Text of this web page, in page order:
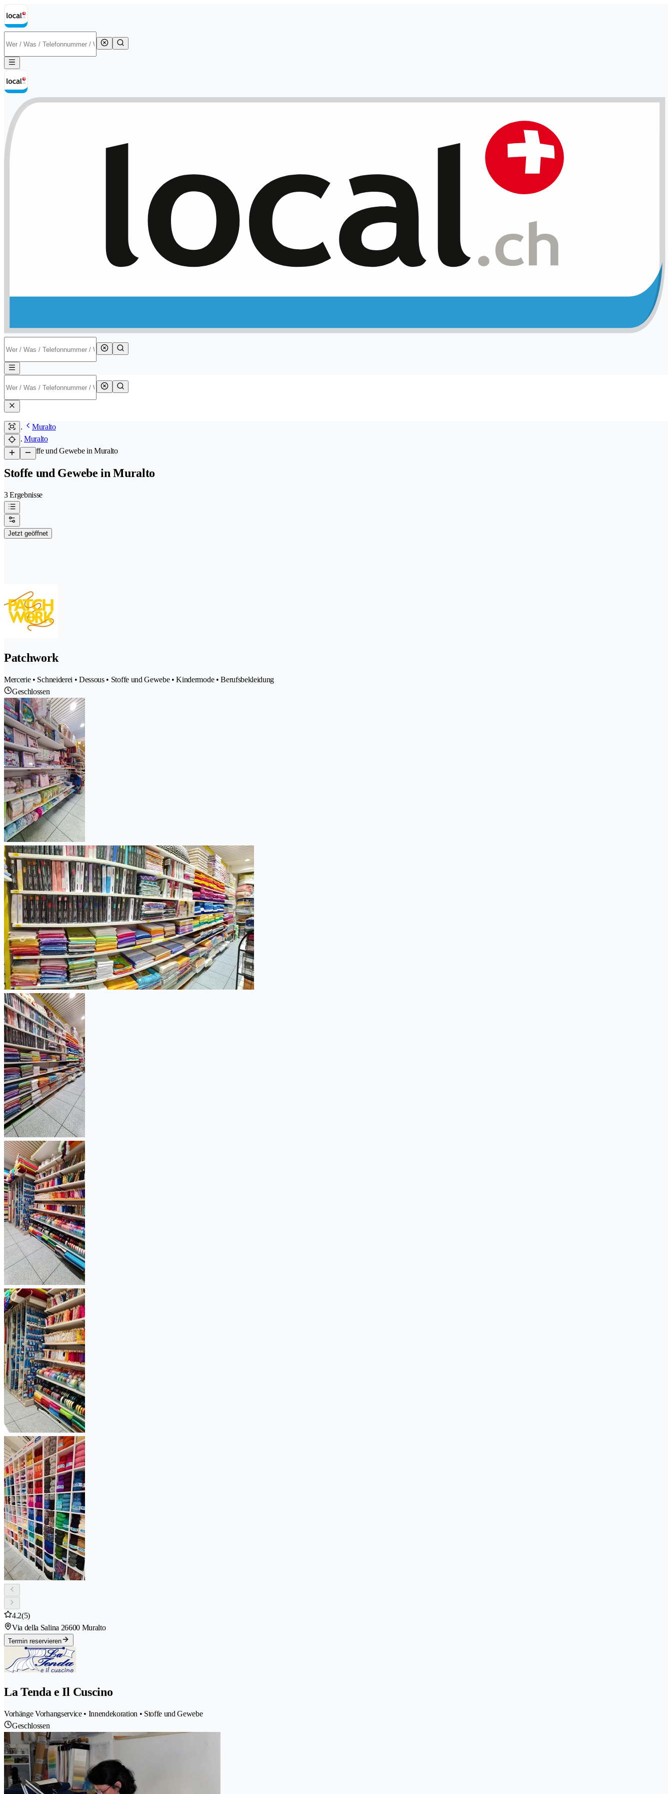
Muralto
Muralto
/Stoffe und Gewebe in Muralto
Stoffe und Gewebe in Muralto
3 Ergebnisse
Jetzt geöffnet
Patchwork
Mercerie • Schneiderei • Dessous • Stoffe und Gewebe • Kindermode • Berufsbekleidung
Geschlossen
4.2(5)
Via della Salina 26600 Muralto
Termin reservieren
La Tenda e Il Cuscino
Vorhänge Vorhangservice • Innendekoration • Stoffe und Gewebe
Geschlossen